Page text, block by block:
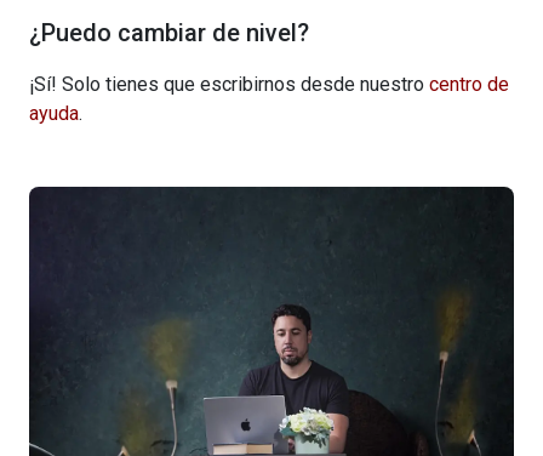
¿Puedo cambiar de nivel?
¡Sí! Solo tienes que escribirnos desde nuestro centro de
ayuda.